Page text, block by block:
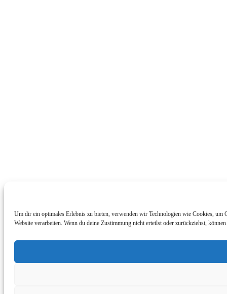
Um dir ein optimales Erlebnis zu bieten, verwenden wir Technologien wie Cookies,
Website verarbeiten. Wenn du deine Zustimmung nicht erteilst oder zurückziehst,